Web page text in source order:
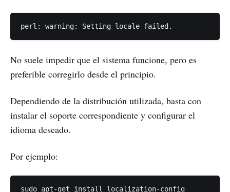
No suele impedir que el sistema funcione, pero es
preferible corregirlo desde el principio.
Dependiendo de la distribución utilizada, basta con
instalar el soporte correspondiente y configurar el
idioma deseado.
Por ejemplo: